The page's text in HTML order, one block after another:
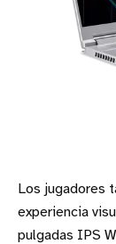
Los jugadores
experiencia
pulgadas IPS